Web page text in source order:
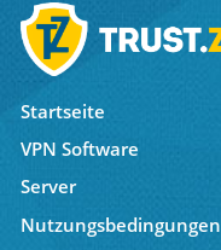
Startseite
VPN Software
Server
Nutzungsbedingungen